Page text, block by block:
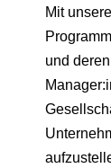
Mit
und